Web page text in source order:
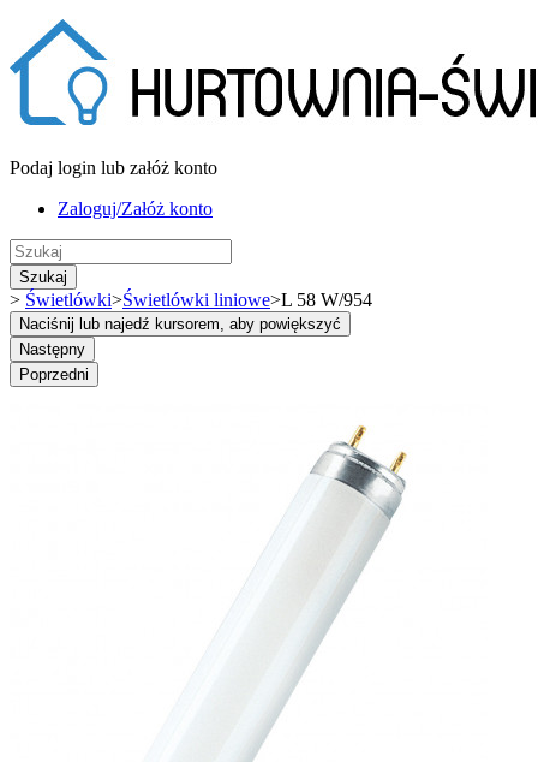
Podaj login lub załóż konto
Zaloguj/Załóż konto
Szukaj
> Świetlówki>Świetlówki liniowe>L 58 W/954
Naciśnij lub najedź kursorem, aby powiększyć
Następny
Poprzedni